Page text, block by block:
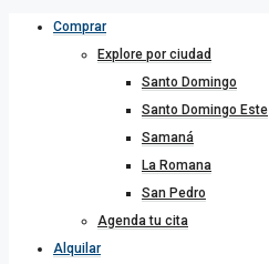
Comprar
Explore por ciudad
Santo Domingo
Santo Domingo Este
Samaná
La Romana
San Pedro
Agenda tu cita
Alquilar